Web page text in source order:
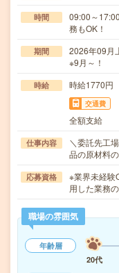
時間
09:00～
務もOK！
期間
2026年09月
※9月～！
時給 時給1770円
交通費
全額支給
仕事内容
＼委託先工
品の原材料
応募資格
※業界未経験
用した業務
職場の雰囲気
年齢層
20代